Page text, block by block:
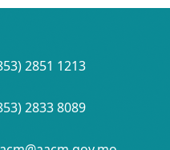
2851 1213
2833 8089